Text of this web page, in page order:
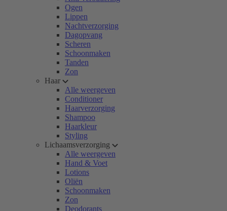
Ogen
Lippen
Nachtverzorging
Dagopvang
Scheren
Schoonmaken
Tanden
Zon
Haar
Alle weergeven
Conditioner
Haarverzorging
Shampoo
Haarkleur
Styling
Lichaamsverzorging
Alle weergeven
Hand & Voet
Lotions
Oliën
Schoonmaken
Zon
Deodorants